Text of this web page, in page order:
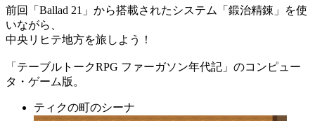
前回「Ballad 21」から搭載されたシステム「鍛治精錬」を使
いながら、
中央リヒテ地方を旅しよう！
「テーブルトークRPG ファーガソン年代記」のコンピュー
タ・ゲーム版。
ティクの町のシーナ